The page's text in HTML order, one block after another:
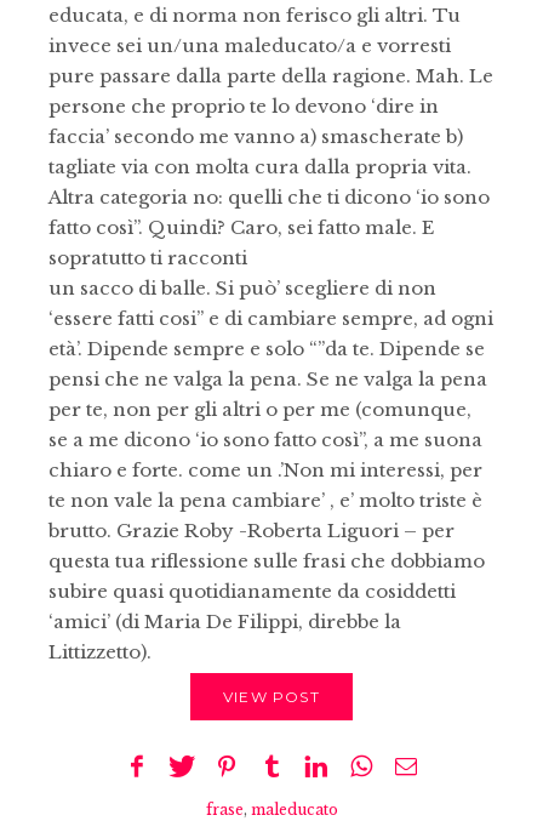
educata, e di norma non ferisco gli altri. Tu
invece sei un/una maleducato/a e vorresti
pure passare dalla parte della ragione. Mah. Le
persone che proprio te lo devono ‘dire in
faccia’ secondo me vanno a) smascherate b)
tagliate via con molta cura dalla propria vita.
Altra categoria no: quelli che ti dicono ‘io sono
fatto così’’. Quindi? Caro, sei fatto male. E
sopratutto ti racconti
un sacco di balle. Si può’ scegliere di non
‘essere fatti cosi’’ e di cambiare sempre, ad ogni
età’. Dipende sempre e solo “”da te. Dipende se
pensi che ne valga la pena. Se ne valga la pena
per te, non per gli altri o per me (comunque,
se a me dicono ‘io sono fatto così’’, a me suona
chiaro e forte. come un .’Non mi interessi, per
te non vale la pena cambiare’ , e’ molto triste è
brutto. Grazie Roby -Roberta Liguori – per
questa tua riflessione sulle frasi che dobbiamo
subire quasi quotidianamente da cosiddetti
‘amici’ (di Maria De Filippi, direbbe la
Littizzetto).
VIEW POST
frase, maleducato